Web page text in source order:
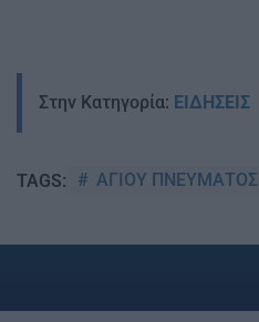
Στην Κατηγορία: ΕΙΔΗΣΕΙΣ
TAGS: ΑΓΙΟΥ ΠΝΕΥΜΑΤΟΣ